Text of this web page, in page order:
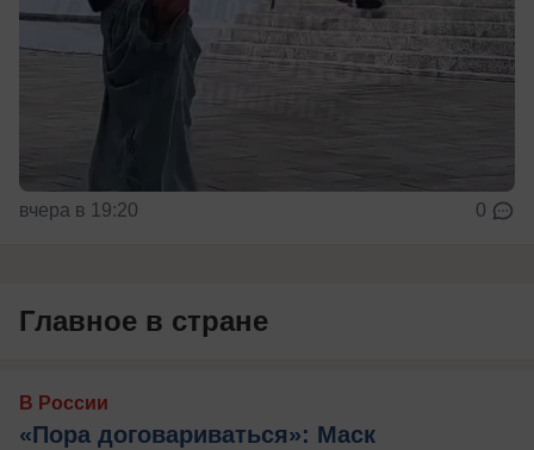
вчера в 19:20 0
Главное в стране
В России
«Пора договариваться»: Маск